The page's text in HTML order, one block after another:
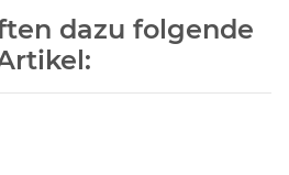
dazu folgende